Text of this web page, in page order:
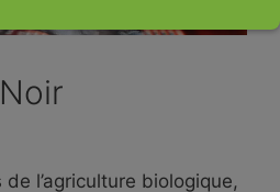
l’agriculture biologique,